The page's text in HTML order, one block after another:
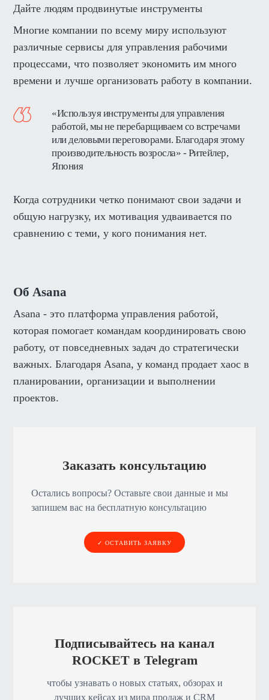
Дайте людям продвинутые инструменты
Многие компании по всему миру используют
различные сервисы для управления рабочими
процессами, что позволяет экономить им много
времени и лучше организовать работу в компании.
«Используя инструменты для управления
работой, мы не перебарщиваем со встречами
или деловыми переговорами. Благодаря этому
производительность возросла» - Ритейлер,
Япония
Когда сотрудники четко понимают свои задачи и
общую нагрузку, их мотивация удваивается по
сравнению с теми, у кого понимания нет.
Об Asana
Asana - это платформа управления работой,
которая помогает командам координировать свою
работу, от повседневных задач до стратегически
важных. Благодаря Asana, у команд продает хаос в
планировании, организации и выполнении
проектов.
Заказать консультацию
Остались вопросы? Оставьте свои данные и мы
запишем вас на бесплатную консультацию
✓ ОСТАВИТЬ ЗАЯВКУ
Подписывайтесь на канал
ROCKET в Telegram
чтобы узнавать о новых статьях, обзорах и
лучших кейсах из мира продаж и CRM